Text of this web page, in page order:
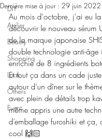
DIY
Atelier
Beauty
Shopping
Look
Others
Event
Dernière mise à jour : 29 juin 2022
Au mois d'octobre, j'ai eu
découvrir le nouveau sérum
de la marque japonaise
double technologie anti-âge
enrichie de 8 ingrédients
Et tout ça dans un cade
autour d’un dîner sur le
avec plein de détails trop
même appris une autre
d’emballage furoshiki et ça,
cool 🙌🏻